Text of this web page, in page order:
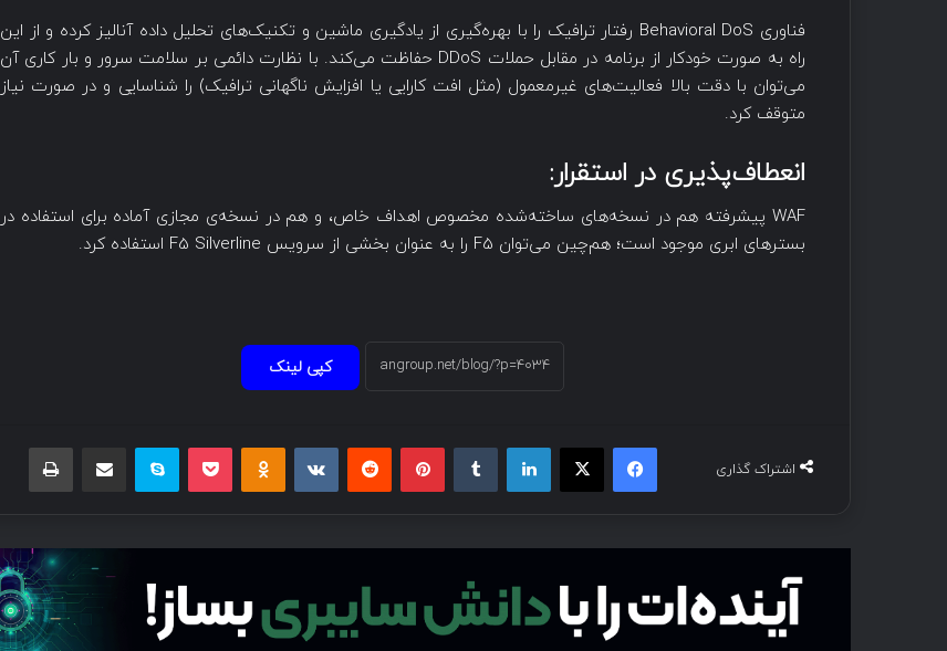
فناوری Behavioral DoS رفتار ترافیک را با بهره‌گیری از یادگیری ماشین و تکنیک‌های تحلیل داده آنالیز کرده و از این
راه به صورت خودکار از برنامه در مقابل حملات DDoS حفاظت می‌کند. با نظارت دائمی بر سلامت سرور و بار کاری آن
می‌توان با دقت بالا فعالیت‌های غیرمعمول (مثل افت کارایی یا افزایش ناگهانی ترافیک) را شناسایی و در صورت نیاز
متوقف کرد.
انعطاف‌پذیری در استقرار:
WAF پیشرفته هم در نسخه‌های ساخته‌شده مخصوص اهداف خاص، و هم در نسخه‌ی مجازی آماده برای استفاده در
بسترهای ابری موجود است؛ هم‌چین می‌توان F5 را به عنوان بخشی از سرویس F5 Silverline استفاده کرد.
کپی لینک
اشتراک گذاری